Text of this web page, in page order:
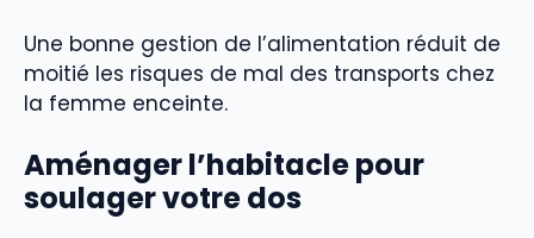
Une bonne gestion de l’alimentation réduit de
moitié les risques de mal des transports chez
la femme enceinte.
Aménager l’habitacle pour
soulager votre dos